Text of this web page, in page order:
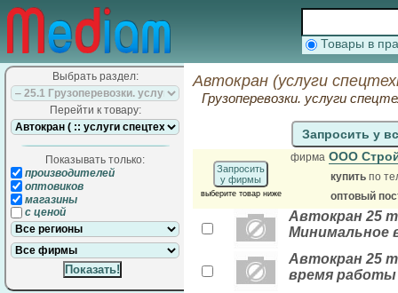
Товары в
Выбрать раздел:
Перейти к товару:
Показывать только:
производителей
оптовиков
магазины
с ценой
Автокран (услуги
Грузоперевозки. услуги
Запросить у
Запросить
у фирмы
выберите товар ниже
фирма ООО
купить по
оптовый
Автокран 25
Минимальное
Автокран 25
время работы